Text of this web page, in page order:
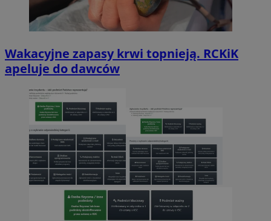
Wakacyjne zapasy krwi topnieją. RCKiK
apeluje do dawców